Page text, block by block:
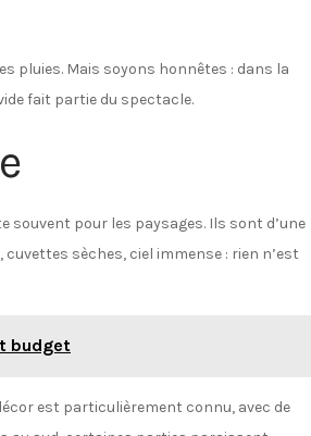
pluies. Mais soyons honnêtes : dans la
fait partie du spectacle.
souvent pour les paysages. Ils sont d’une
sèches, ciel immense : rien n’est
budget
est particulièrement connu, avec de